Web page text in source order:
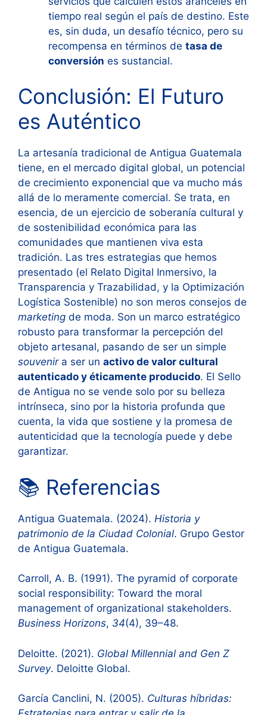
tiempo real según el país de destino. Este
es, sin duda, un desafío técnico, pero su
recompensa en términos de tasa de
conversión es sustancial.
Conclusión: El Futuro
es Auténtico
La artesanía tradicional de Antigua Guatemala
tiene, en el mercado digital global, un potencial
de crecimiento exponencial que va mucho más
allá de lo meramente comercial. Se trata, en
esencia, de un ejercicio de soberanía cultural y
de sostenibilidad económica para las
comunidades que mantienen viva esta
tradición. Las tres estrategias que hemos
presentado (el Relato Digital Inmersivo, la
Transparencia y Trazabilidad, y la Optimización
Logística Sostenible) no son meros consejos de
marketing de moda. Son un marco estratégico
robusto para transformar la percepción del
objeto artesanal, pasando de ser un simple
souvenira ser un activo de valor cultural
autenticado y éticamente producido. El Sello
de Antigua no se vende solo por su belleza
intrínseca, sino por la historia profunda que
cuenta, la vida que sostiene y la promesa de
autenticidad que la tecnología puede y debe
garantizar.
📚 Referencias
Antigua Guatemala. (2024). Historia y
patrimonio de la Ciudad Colonial. Grupo Gestor
de Antigua Guatemala.
Carroll, A. B. (1991). The pyramid of corporate
social responsibility: Toward the moral
management of organizational stakeholders.
Business Horizons, 34(4), 39–48.
Deloitte. (2021). Global Millennial and Gen Z
Survey. Deloitte Global.
García Canclini, N. (2005). Culturas híbridas: